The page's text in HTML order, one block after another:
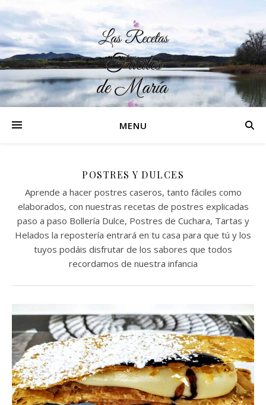
MENU
POSTRES Y DULCES
Aprende a hacer postres caseros, tanto fáciles como
elaborados, con nuestras recetas de postres explicadas
paso a paso Bollería Dulce, Postres de Cuchara, Tartas y
Helados la repostería entrará en tu casa para que tú y los
tuyos podáis disfrutar de los sabores que todos
recordamos de nuestra infancia